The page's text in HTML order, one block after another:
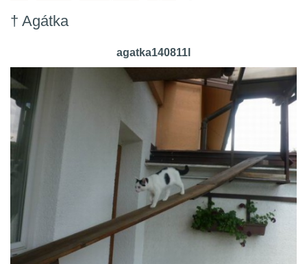
† Agátka
agatka140811l